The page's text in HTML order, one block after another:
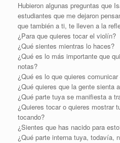
Hubieron algunas preguntas que
estudiantes que me dejaron
que también a ti, te lleven a la
¿Para que quieres tocar el violín?
¿Qué sientes mientras lo haces?
¿Qué es lo más importante que
notas?
¿Qué es lo que quieres
¿Qué quieres que la gente sienta
¿Qué parte tuya se manifiesta a
¿Quieres tocar o quieres mostrar
tocando?
¿Sientes que has nacido para
¿Qué parte interna tuya, todavía,